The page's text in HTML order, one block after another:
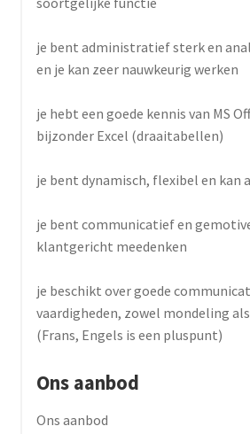
je bent administratief sterk en
en je kan zeer nauwkeurig werken
je hebt een goede kennis van MS
bijzonder Excel (draaitabellen)
je bent dynamisch, flexibel en kan
je bent communicatief en
klantgericht meedenken
je beschikt over goede
vaardigheden, zowel mondeling
(Frans, Engels is een pluspunt)
Ons aanbod
Ons aanbod